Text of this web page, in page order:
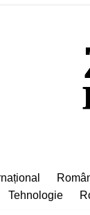
Tehnologie